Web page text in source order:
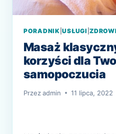
PORADNIK |USŁUGI |
Masaż
korzyści dla
samopoczucia
Przezadmin 11 lipca, 2022